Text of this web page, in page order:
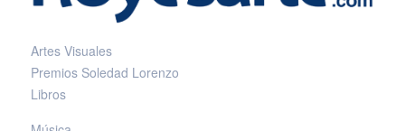
Artes Visuales
Premios Soledad Lorenzo
Libros